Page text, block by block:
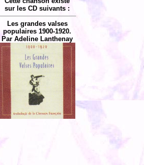
sur les CD suivants :
Les grandes valses
populaires 1900-1920.
Par Adeline Lanthenay